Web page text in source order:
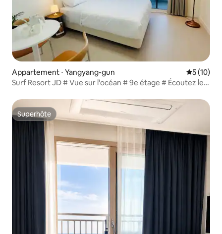
Appartement ⋅ Yangyang-gun
5 (10)
Surf Resort JD # Vue sur l'océan # 9e étage # Écoutez le
Superhôte
Superhôte